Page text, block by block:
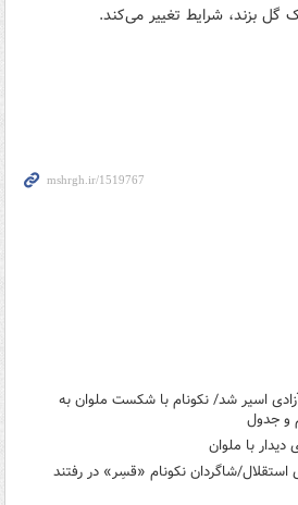
بزند، شرایط تغییر می‌کند.
اسیر شد/ نکونام با شکست ملوان به
و جدول
دیدار با ملوان
استقلال/شاگردان نکونام «قسِر» در رفتند